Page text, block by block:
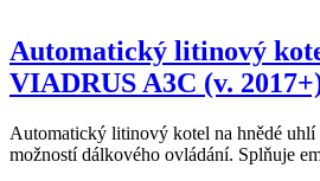
Automatický litinový
VIADRUS A3C (v.
Automatický litinový kotel na hnědé uhlí
možností dálkového ovládání. Splňuje